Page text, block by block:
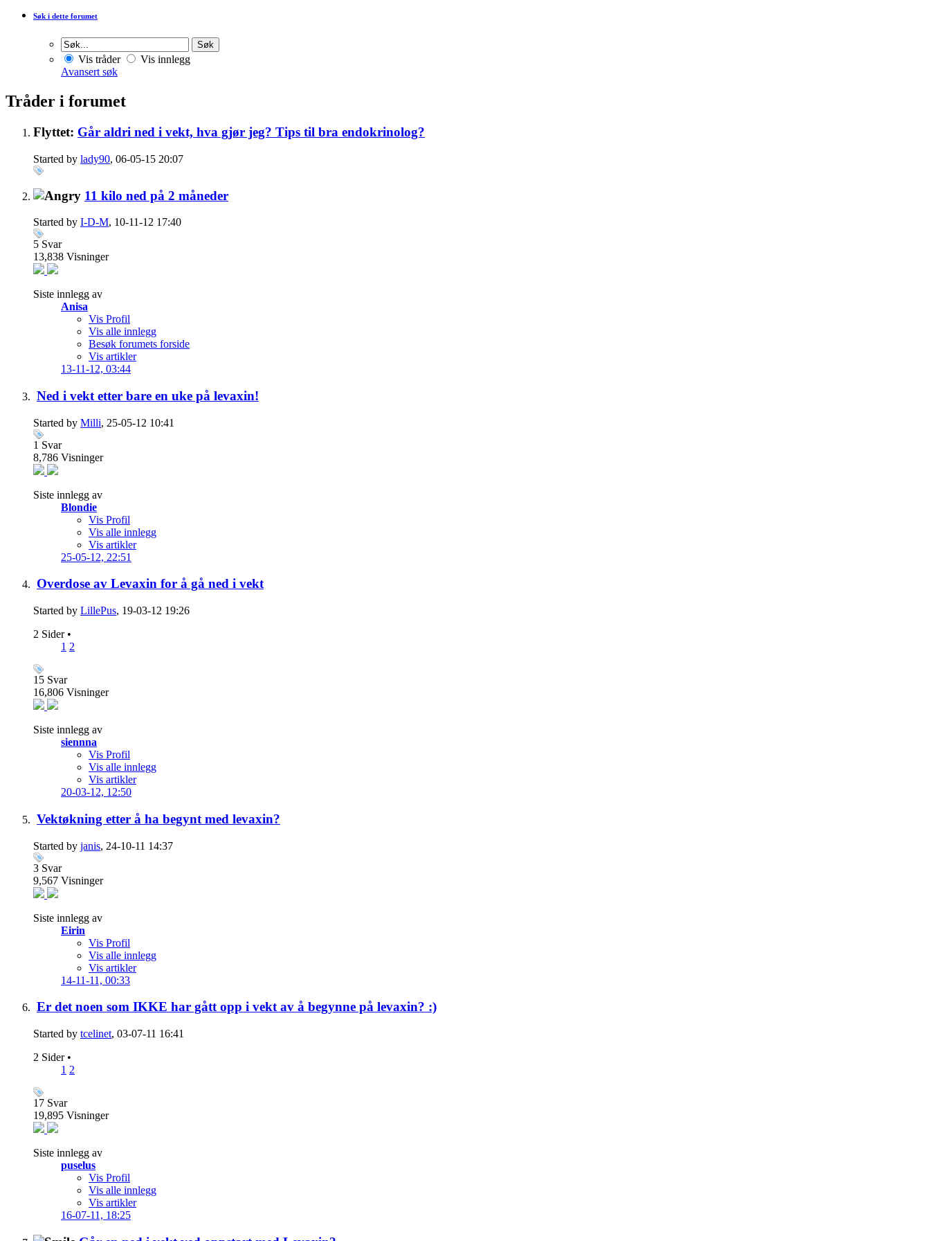
Søk i dette forumet
Vis tråder
Vis innlegg
Avansert søk
Tråder i forumet
Flyttet: Går aldri ned i vekt, hva gjør jeg? Tips til bra endokrinolog?
Started by lady90, 06-05-15 20:07
11 kilo ned på 2 måneder
Started by I-D-M, 10-11-12 17:40
5 Svar
13,838 Visninger
Siste innlegg av
Anisa
Vis Profil
Vis alle innlegg
Besøk forumets forside
Vis artikler
13-11-12, 03:44
Ned i vekt etter bare en uke på levaxin!
Started by Milli, 25-05-12 10:41
1 Svar
8,786 Visninger
Siste innlegg av
Blondie
Vis Profil
Vis alle innlegg
Vis artikler
25-05-12, 22:51
Overdose av Levaxin for å gå ned i vekt
Started by LillePus, 19-03-12 19:26
2 Sider •
1 2
15 Svar
16,806 Visninger
Siste innlegg av
siennna
Vis Profil
Vis alle innlegg
Vis artikler
20-03-12, 12:50
Vektøkning etter å ha begynt med levaxin?
Started by janis, 24-10-11 14:37
3 Svar
9,567 Visninger
Siste innlegg av
Eirin
Vis Profil
Vis alle innlegg
Vis artikler
14-11-11, 00:33
Er det noen som IKKE har gått opp i vekt av å begynne på levaxin? :)
Started by tcelinet, 03-07-11 16:41
2 Sider •
1 2
17 Svar
19,895 Visninger
Siste innlegg av
puselus
Vis Profil
Vis alle innlegg
Vis artikler
16-07-11, 18:25